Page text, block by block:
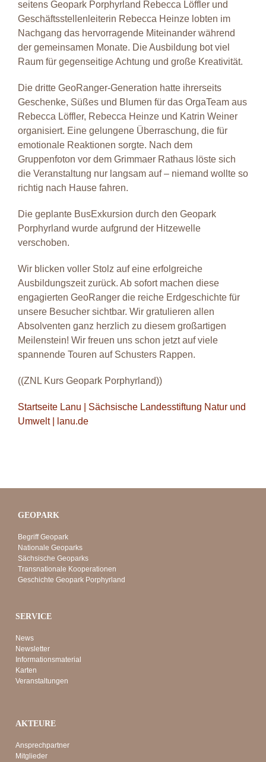
seitens Geopark Porphyrland Rebecca Löffler und
Geschäftsstellenleiterin Rebecca Heinze lobten im
Nachgang das hervorragende Miteinander während
der gemeinsamen Monate. Die Ausbildung bot viel
Raum für gegenseitige Achtung und große Kreativität.
Die dritte GeoRanger-Generation hatte ihrerseits
Geschenke, Süßes und Blumen für das OrgaTeam aus
Rebecca Löffler, Rebecca Heinze und Katrin Weiner
organisiert. Eine gelungene Überraschung, die für
emotionale Reaktionen sorgte. Nach dem
Gruppenfoton vor dem Grimmaer Rathaus löste sich
die Veranstaltung nur langsam auf – niemand wollte so
richtig nach Hause fahren.
Die geplante BusExkursion durch den Geopark
Porphyrland wurde aufgrund der Hitzewelle
verschoben.
Wir blicken voller Stolz auf eine erfolgreiche
Ausbildungszeit zurück. Ab sofort machen diese
engagierten GeoRanger die reiche Erdgeschichte für
unsere Besucher sichtbar. Wir gratulieren allen
Absolventen ganz herzlich zu diesem großartigen
Meilenstein! Wir freuen uns schon jetzt auf viele
spannende Touren auf Schusters Rappen.
((ZNL Kurs Geopark Porphyrland))
Startseite Lanu | Sächsische Landesstiftung Natur und
Umwelt | lanu.de
GEOPARK
Begriff Geopark
Nationale Geoparks
Sächsische Geoparks
Transnationale Kooperationen
Geschichte Geopark Porphyrland
SERVICE
News
Newsletter
Informationsmaterial
Karten
Veranstaltungen
AKTEURE
Ansprechpartner
Mitglieder